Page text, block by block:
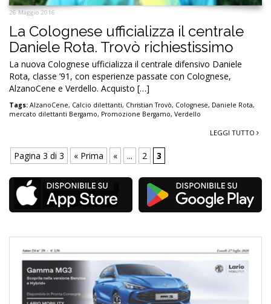
26 Maggio 2016
La Colognese ufficializza il centrale
Daniele Rota. Trovò richiestissimo
La nuova Colognese ufficializza il centrale difensivo Daniele
Rota, classe ’91, con esperienze passate con Colognese,
AlzanoCene e Verdello. Acquisto […]
Tags: AlzanoCene, Calcio dilettanti, Christian Trovò, Colognese, Daniele Rota,
mercato dilettanti Bergamo, Promozione Bergamo, Verdello
LEGGI TUTTO
Pagina 3 di 3 « Prima « ... 2 3